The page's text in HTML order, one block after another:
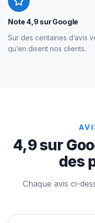
Note 4,9 sur Google
Sur des centaines d’avis
qu’en disent nos clients.
4,9 sur
des
Chaque avis ci-